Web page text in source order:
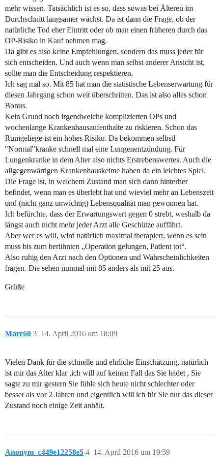
mehr wissen. Tatsächlich ist es so, dass sowas bei Älteren im
Durchschnitt langsamer wächst. Da ist dann die Frage, ob der
natürliche Tod eher Eintritt oder ob man einen früheren durch das
OP-Risiko in Kauf nehmen mag.
Da gibt es also keine Empfehlungen, sondern das muss jeder für
sich entscheiden. Und auch wenn man selbst anderer Ansicht ist,
sollte man die Entscheidung respektieren.
Ich sag mal so. Mit 85 hat man die statistische Lebenserwartung für
diesen Jahrgang schon weit überschritten. Das ist also alles schon
Bonus.
Kein Grund noch irgendwelche komplizierten OPs und
wochenlange Krankenhausaufenthalte zu riskieren. Schon das
Rumgeliege ist ein hohes Risiko. Da bekommen selbstl
"Normal"kranke schnell mal eine Lungenentzündung. Für
Lungenkranke in dem Alter also nichts Erstrebenswertes. Auch die
allgegenwärtigen Krankenhauskeime haben da ein leichtes Spiel.
Die Frage ist, in welchem Zustand man sich dann hinterher
befindet, wenn man es überlebt hat und wieviel mehr an Lebenszeit
und (nicht ganz unwichtig) Lebensqualität man gewonnen hat.
Ich befürchte, dass der Erwartungswert gegen 0 strebt, weshalb da
längst auch nicht mehr jeder Arzt alle Geschütze auffährt.
Aber wer es will, wird natürlich maximal therapiert, wenn es sein
muss bis zum berühnten „Operation gelungen, Patient tot“.
Also ruhig den Arzt nach den Optionen und Wahrscheinlichkeiten
fragen. Die sehen nunmal mit 85 anders als mit 25 aus.
Grüße
Marc60 14. April 2016 um 18:09
3
Vielen Dank für die schnelle und ehrliche Einschätzung, natürlich
ist mir das Alter klar ,ich will auf keinen Fall das Sie leidet , Sie
sagte zu mir gestern Sie fühle sich heute nicht schlechter oder
besser als vor 2 Jahren und eigentlich will ich für Sie nur das dieser
Zustand noch einige Zeit anhält.
Anonym_c449e12258e5 14. April 2016 um 19:59
4